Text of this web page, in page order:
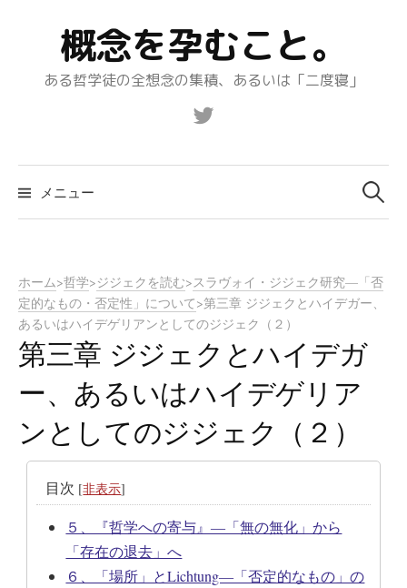
キ
概念を孕むこと。
ある哲学徒の全想念の集積、あるいは「二度寝」
メニュー 検
ホーム>哲学>ジジェクを読む>スラヴォイ・ジジェク研究—「否
定的なもの・否定性」について>第三章 ジジェクとハイデガー、
あるいはハイデゲリアンとしてのジジェク（２）
第三章 ジジェクとハイデガ
ー、あるいはハイデゲリア
ンとしてのジジェク（２）
目次 [非表示]
５、『哲学への寄与』―「無の無化」から
「存在の退去」へ
６、「場所」とLichtung―「否定的なもの」の